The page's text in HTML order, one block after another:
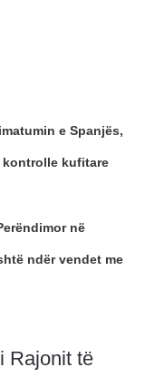
e Spanjës,
kontrolle kufitare
në
ndër vendet me
Rajonit të